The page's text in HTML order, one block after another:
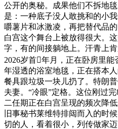
公开的奥秘。成果他们不拆地
是：一种底子没人敢挑和的小
嚼薯片和冰激凌，再把替代品
白宫这个舞台上被放得很大。
字，有的间接躺地上。汗青上
2026岁首年月，正在卧房里
年湿透的浴室地毯，正在搭本
餐具跟垃圾一块儿扔了。特朗
夫妻。“冷眼”定格。这位刚过
二任期正在白宫呈现的频次降
旧事秘书莱维特排闼而入的时
切的人，看着很小，列传做家